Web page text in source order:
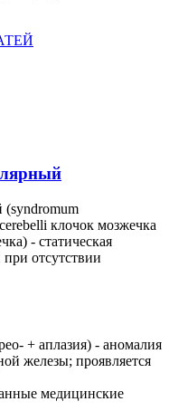
клочок мозжечка
- статическая
отсутствии
+ аплазия) - аномалия
железы; проявляется
медицинские